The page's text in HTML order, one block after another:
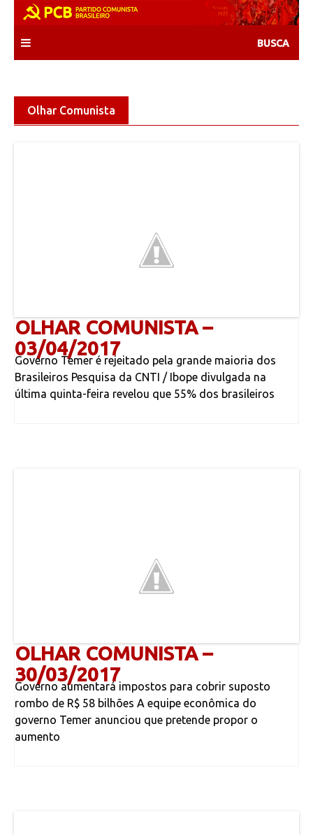
content
Olhar Comunista
OLHAR COMUNISTA –
03/04/2017
Governo Temer é rejeitado pela grande maioria dos
Brasileiros Pesquisa da CNTI / Ibope divulgada na
última quinta-feira revelou que 55% dos brasileiros
OLHAR COMUNISTA –
30/03/2017
Governo aumentará impostos para cobrir suposto
rombo de R$ 58 bilhões A equipe econômica do
governo Temer anunciou que pretende propor o
aumento